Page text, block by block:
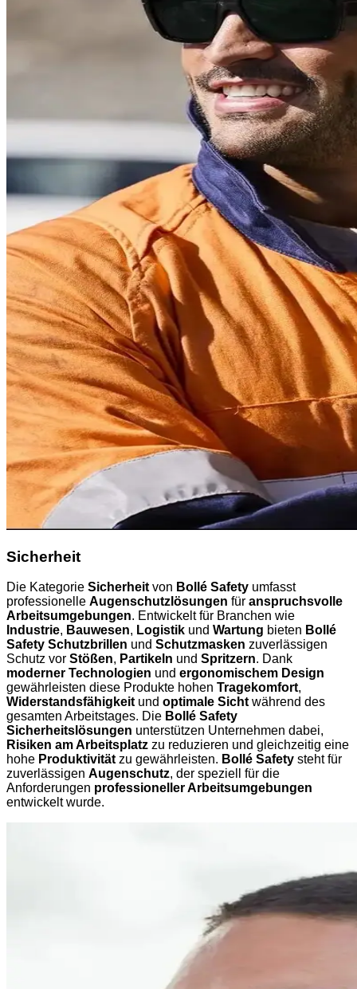
Sicherheit
Die Kategorie Sicherheit von Bollé Safety umfasst
professionelle Augenschutzlösungen für anspruchsvolle
Arbeitsumgebungen. Entwickelt für Branchen wie
Industrie, Bauwesen, Logistik und Wartung bieten Bollé
Safety Schutzbrillen und Schutzmasken zuverlässigen
Schutz vor Stößen, Partikeln und Spritzern. Dank
moderner Technologien und ergonomischem Design
gewährleisten diese Produkte hohen Tragekomfort,
Widerstandsfähigkeit und optimale Sicht während des
gesamten Arbeitstages. Die Bollé Safety
Sicherheitslösungen unterstützen Unternehmen dabei,
Risiken am Arbeitsplatz zu reduzieren und gleichzeitig eine
hohe Produktivität zu gewährleisten. Bollé Safety steht für
zuverlässigen Augenschutz, der speziell für die
Anforderungen professioneller Arbeitsumgebungen
entwickelt wurde.